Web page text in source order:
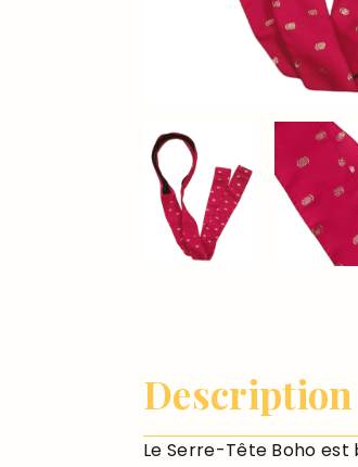
Description
Le Serre-Tête Boho